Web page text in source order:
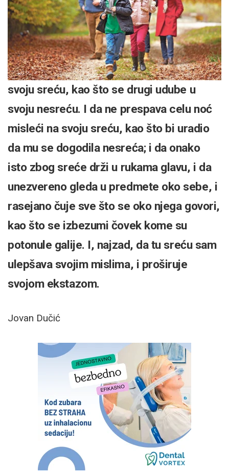
svoju sreću, kao što se drugi udube u
svoju nesreću. I da ne prespava celu noć
misleći na svoju sreću, kao što bi uradio
da mu se dogodila nesreća; i da onako
isto zbog sreće drži u rukama glavu, i da
unezvereno gleda u predmete oko sebe, i
rasejano čuje sve što se oko njega govori,
kao što se izbezumi čovek kome su
potonule galije. I, najzad, da tu sreću sam
ulepšava svojim mislima, i proširuje
svojom ekstazom.
Jovan Dučić